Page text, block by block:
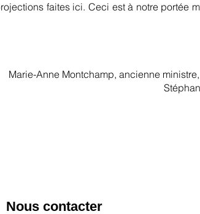
faites ici. Ceci est à notre portée
Marie-Anne Montchamp, ancienne
Nous contacter